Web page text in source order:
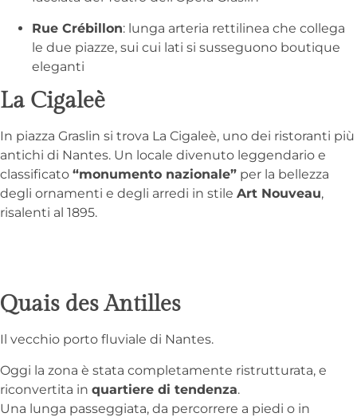
Rue Crébillon: lunga arteria rettilinea che collega
le due piazze, sui cui lati si susseguono boutique
eleganti
La Cigaleè
In piazza Graslin si trova La Cigaleè, uno dei ristoranti più
antichi di Nantes. Un locale divenuto leggendario e
classificato “monumento nazionale” per la bellezza
degli ornamenti e degli arredi in stile Art Nouveau,
risalenti al 1895.
Quais des Antilles
Il vecchio porto fluviale di Nantes.
Oggi la zona è stata completamente ristrutturata, e
riconvertita in quartiere di tendenza.
Una lunga passeggiata, da percorrere a piedi o in